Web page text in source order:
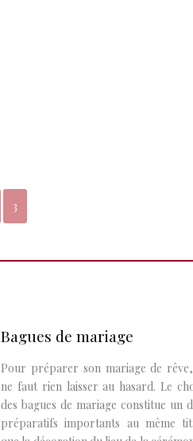
3
Bagues de mariage
Pour préparer son mariage de
ne faut rien laisser au hasard. Le
des bagues de mariage constitue un
préparatifs importants au même